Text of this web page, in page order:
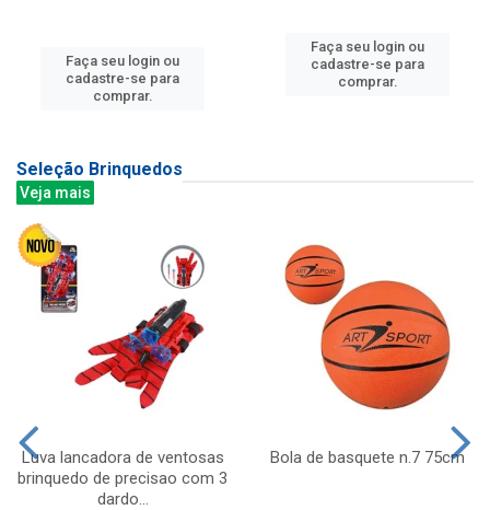
Faça seu login ou
cadastre-se para
comprar.
Faça seu login ou
cadastre-se para
comprar.
Seleção Brinquedos
Veja mais
Luva lancadora de ventosas
brinquedo de precisao com 3
dardo...
Bola de basquete n.7 75cm